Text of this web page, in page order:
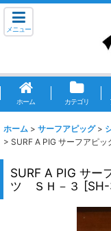
メニュー
ホーム カテゴリ
ホーム > サーフアピッグ >
> SURF A PIG サーフアピ
SURF A PIG サー
ツ ＳＨ－３ [